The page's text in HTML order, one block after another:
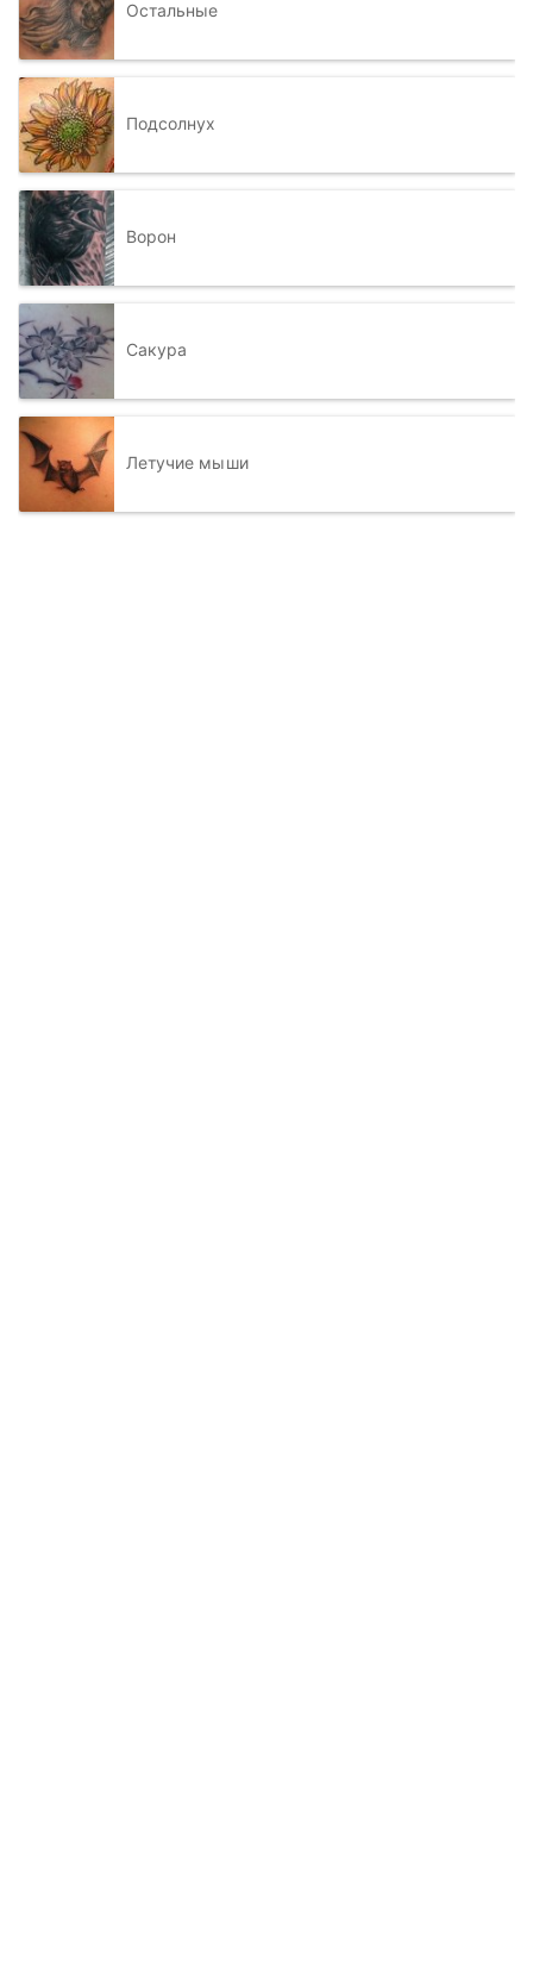
Остальные
Подсолнух
Ворон
Сакура
Летучие мыши